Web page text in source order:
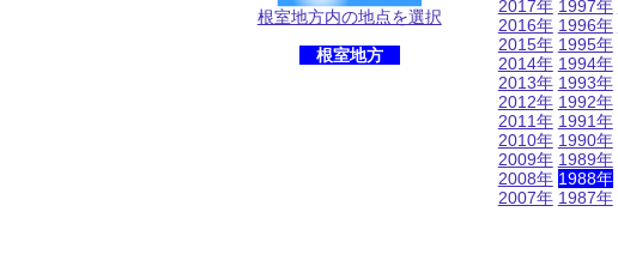
根室地方内の地点を選択
根室地方
2017年
2016年
2015年
2014年
2013年
2012年
2011年
2010年
2009年
2008年
2007年
1997年
1996年
1995年
1994年
1993年
1992年
1991年
1990年
1989年
1988年
1987年